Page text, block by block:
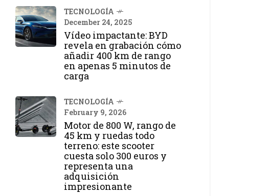
TECNOLOGÍA
December 24, 2025
Vídeo impactante: BYD
revela en grabación cómo
añadir 400 km de rango
en apenas 5 minutos de
carga
TECNOLOGÍA
February 9, 2026
Motor de 800 W, rango de
45 km y ruedas todo
terreno: este scooter
cuesta solo 300 euros y
representa una
adquisición
impresionante